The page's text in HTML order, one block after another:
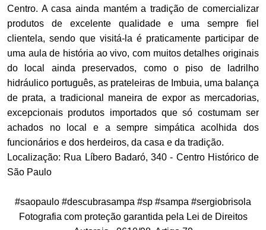
Centro. A casa ainda mantém a tradição de comercializar
produtos de excelente qualidade e uma sempre fiel
clientela, sendo que visitá-la é praticamente participar de
uma aula de história ao vivo, com muitos detalhes originais
do local ainda preservados, como o piso de ladrilho
hidráulico português, as prateleiras de Imbuia, uma balança
de prata, a tradicional maneira de expor as mercadorias,
excepcionais produtos importados que só costumam ser
achados no local e a sempre simpática acolhida dos
funcionários e dos herdeiros, da casa e da tradição.
Localização: Rua Líbero Badaró, 340 - Centro Histórico de
São Paulo
#saopaulo #descubrasampa #sp #sampa #sergiobrisola
Fotografia com proteção garantida pela Lei de Direitos